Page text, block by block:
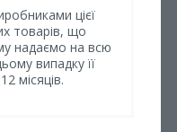
цієї
товарів, що
надаємо на всю
випадку її
місяців.